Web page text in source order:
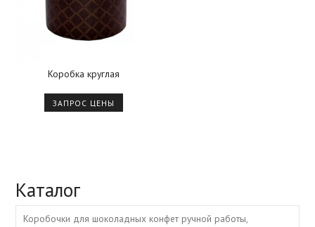
Коробка круглая
ЗАПРОС ЦЕНЫ
Каталог
Коробочки для шоколадных конфет ручной работы,